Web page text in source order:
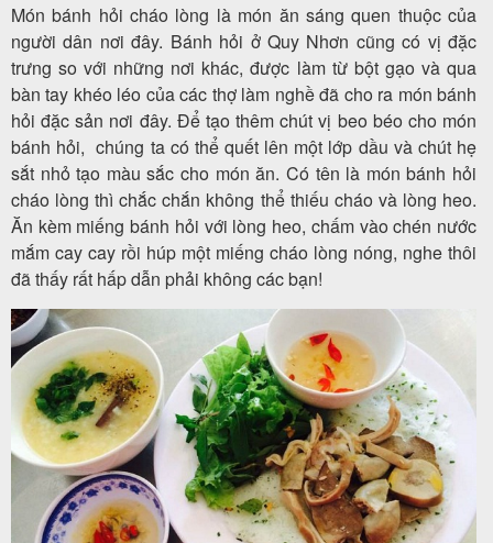
Món bánh hỏi cháo lòng là món ăn sáng quen thuộc của
người dân nơi đây. Bánh hỏi ở Quy Nhơn cũng có vị đặc
trưng so với những nơi khác, được làm từ bột gạo và qua
bàn tay khéo léo của các thợ làm nghề đã cho ra món bánh
hỏi đặc sản nơi đây. Để tạo thêm chút vị beo béo cho món
bánh hỏi, chúng ta có thể quết lên một lớp dầu và chút hẹ
sắt nhỏ tạo màu sắc cho món ăn. Có tên là món bánh hỏi
cháo lòng thì chắc chắn không thể thiếu cháo và lòng heo.
Ăn kèm miếng bánh hỏi với lòng heo, chấm vào chén nước
mắm cay cay rồi húp một miếng cháo lòng nóng, nghe thôi
đã thấy rất hấp dẫn phải không các bạn!